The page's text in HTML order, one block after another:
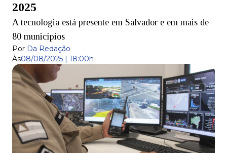
2025
A tecnologia está presente em Salvador e em mais de
80 municípios
Por Da Redação
Às08/08/2025 | 18:00h